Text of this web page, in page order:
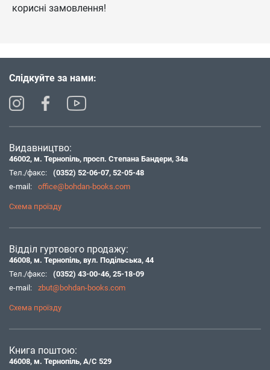
корисні замовлення!
Слідкуйте за нами:
Видавництво:
46002, м. Тернопіль, просп. Степана Бандери, 34а
Тел./факс:
(0352) 52-06-07, 52-05-48
e-mail:
office@bohdan-books.com
Схема проїзду
Відділ гуртового продажу:
46008, м. Тернопіль, вул. Подільська, 44
Тел./факс:
(0352) 43-00-46, 25-18-09
e-mail:
zbut@bohdan-books.com
Схема проїзду
Книга поштою:
46008, м. Тернопіль, А/С 529